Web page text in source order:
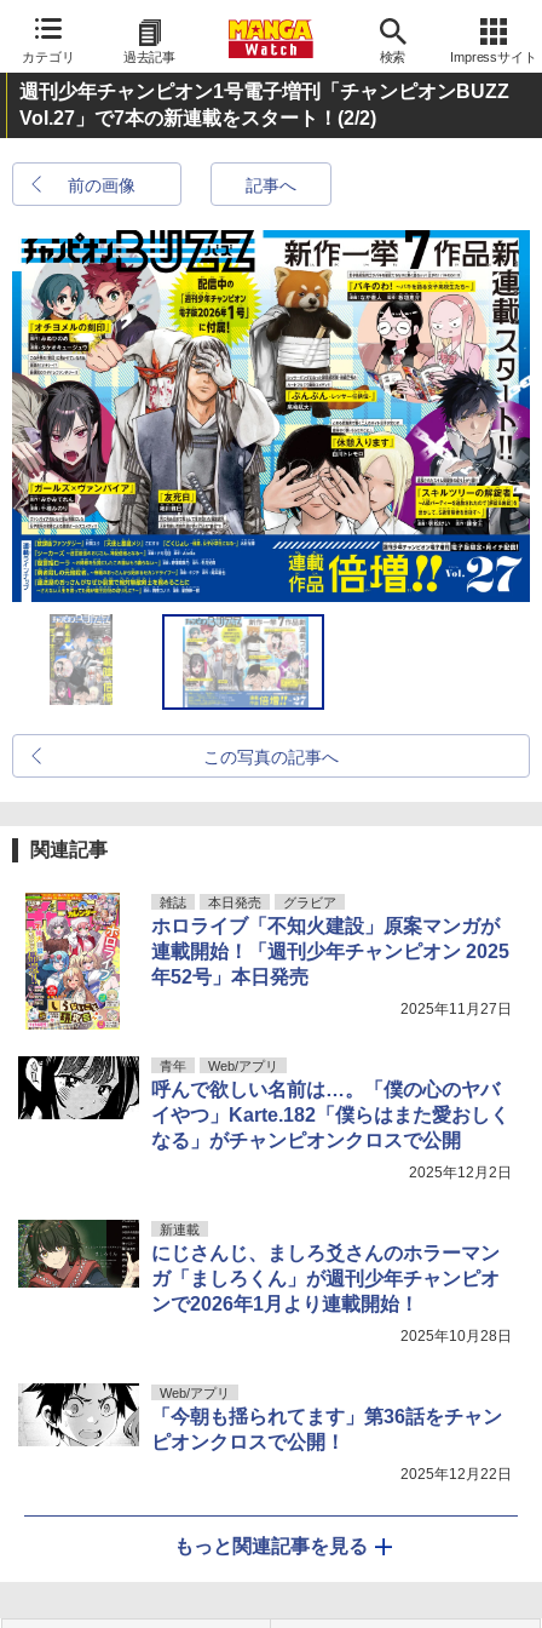
カテゴリ 過去記事 検索 Impressサイト
週刊少年チャンピオン1号電子増刊「チャンピオンBUZZ
Vol.27」で7本の新連載をスタート！ (2/2)
前の画像 記事へ
この写真の記事へ
関連記事
雑誌 本日発売 グラビア
ホロライブ「不知火建設」原案マンガが
連載開始！「週刊少年チャンピオン 2025
年52号」本日発売
2025年11月27日
青年 Web/アプリ
呼んで欲しい名前は…。「僕の心のヤバ
イやつ」Karte.182「僕らはまた愛おしく
なる」がチャンピオンクロスで公開
2025年12月2日
新連載
にじさんじ、ましろ爻さんのホラーマン
ガ「ましろくん」が週刊少年チャンピオ
ンで2026年1月より連載開始！
2025年10月28日
Web/アプリ
「今朝も揺られてます」第36話をチャン
ピオンクロスで公開！
2025年12月22日
もっと関連記事を見る